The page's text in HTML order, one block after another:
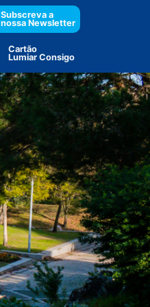
Subscreva a
nossa Newsletter
Cartão
Lumiar Consigo